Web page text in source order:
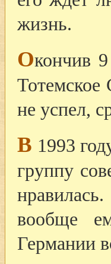
жизнь.
Окончив
не успел,
В 1993
группу
вообще
Германии